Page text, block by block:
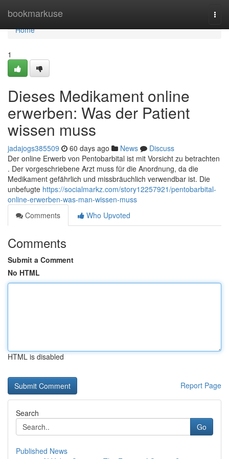
bookmarkuse
Home
Home
1
Dieses Medikament online
erwerben: Was der Patient
wissen muss
jadajogs385509 60 days ago News
Discuss
Der online Erwerb von Pentobarbital ist mit Vorsicht zu betrachten
. Der vorgeschriebene Arzt muss für die Anordnung, da die
Medikament gefährlich und missbräuchlich verwendbar ist. Die
unbefugte https://socialmarkz.com/story12257921/pentobarbital-
online-erwerben-was-man-wissen-muss
Comments
Who Upvoted
Comments
Submit a Comment
No HTML
HTML is disabled
Report Page
Search
Go
Published News